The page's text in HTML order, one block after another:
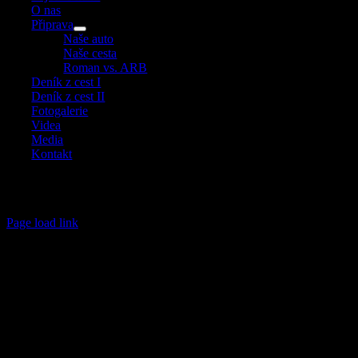
O nas
Připrava
Naše auto
Naše cesta
Roman vs. ARB
Deník z cest I
Deník z cest II
Fotogalerie
Videa
Media
Kontakt
Page load link